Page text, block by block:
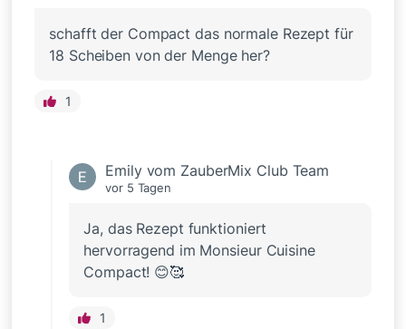
schafft der Compact das normale Rezept für
18 Scheiben von der Menge her?
1
Emily vom ZauberMix Club Team
vor 5 Tagen
Ja, das Rezept funktioniert
hervorragend im Monsieur Cuisine
Compact! 😊🥰
1